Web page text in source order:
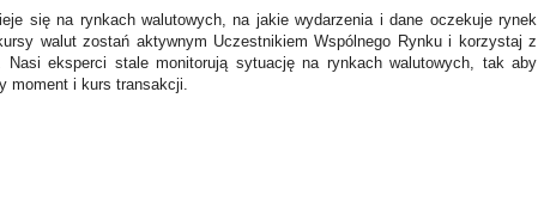
się na rynkach walutowych, na jakie wydarzenia i dane oczekuje rynek
walut zostań aktywnym Uczestnikiem Wspólnego Rynku i korzystaj z
Nasi eksperci stale monitorują sytuację na rynkach walutowych, tak aby
moment i kurs transakcji.